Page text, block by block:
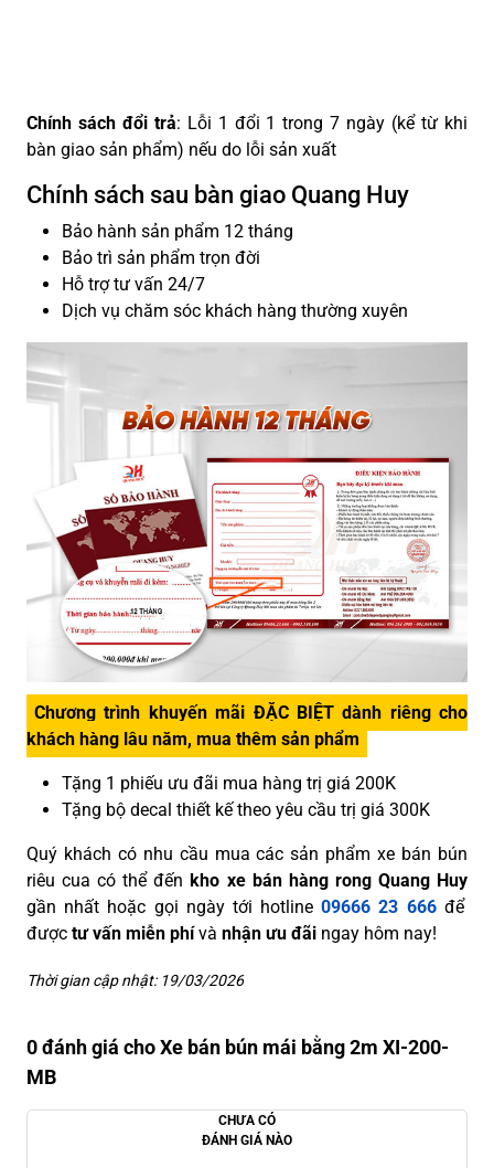
Chính sách đổi trả: Lỗi 1 đổi 1 trong 7 ngày (kể từ khi
bàn giao sản phẩm) nếu do lỗi sản xuất
Chính sách sau bàn giao Quang Huy
Bảo hành sản phẩm 12 tháng
Bảo trì sản phẩm trọn đời
Hỗ trợ tư vấn 24/7
Dịch vụ chăm sóc khách hàng thường xuyên
Chương trình khuyến mãi ĐẶC BIỆT dành riêng cho
khách hàng lâu năm, mua thêm sản phẩm
Tặng 1 phiếu ưu đãi mua hàng trị giá 200K
Tặng bộ decal thiết kế theo yêu cầu trị giá 300K
Quý khách có nhu cầu mua các sản phẩm xe bán bún
riêu cua có thể đếnkho xe bán hàng rong Quang Huy
gần nhất hoặc gọi ngày tới hotline09666 23 666để
được tư vấn miễn phívà nhận ưu đãi ngay hôm nay!
Thời gian cập nhật: 19/03/2026
0 đánh giá cho Xe bán bún mái bằng 2m XI-200-
MB
CHƯA CÓ
ĐÁNH GIÁ NÀO